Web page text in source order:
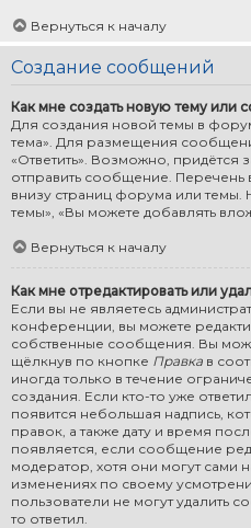
Вернуться к началу
Создание сообщений
Как мне создать новую тему или
Для создания новой темы в
тема». Для размещения
«Ответить». Возможно, придётся
отправить сообщение. Перечень
внизу страниц форума или темы.
темы», «Вы можете добавлять
Вернуться к началу
Как мне отредактировать или
Если вы не являетесь
конференции, вы можете
собственные сообщения. Вы
щёлкнув по кнопке Правка в
иногда только в течение
создания. Если кто-то уже
появится небольшая надпись,
правок, а также дату и время
появляется, если сообщение
модератор, хотя они могут сами
изменениях по своему
пользователи не могут удалить
то ответил.